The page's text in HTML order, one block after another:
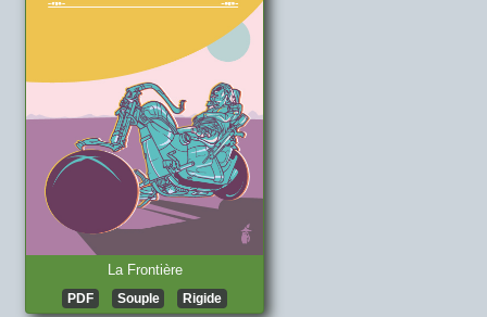
La Frontière
PDF Souple Rigide